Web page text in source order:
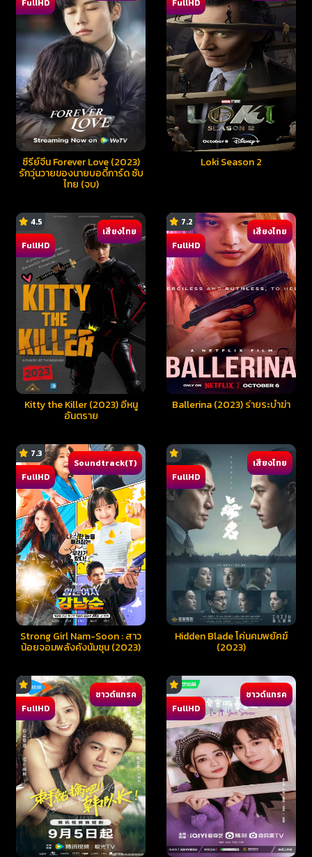
FullHD
ซีรี่ย์จีน Forever Love (2023)
รักวุ่นวายของนายบอดี้การ์ด ซับ
ไทย (จบ)
FullHD
Loki Season 2
4.5
FullHD
เสียงไทย
Kitty the Killer (2023) อีหนู
อันตราย
7.2
FullHD
เสียงไทย
Ballerina (2023) ร่ายระบำฆ่า
7.3
FullHD
Soundtrack(T)
Strong Girl Nam-Soon : สาว
น้อยจอมพลังคังนัมซุน (2023)
FullHD
เสียงไทย
Hidden Blade โค่นคมพยัคฆ์
(2023)
FullHD
ซาวด์แทรค
FullHD
ซาวด์แทรค